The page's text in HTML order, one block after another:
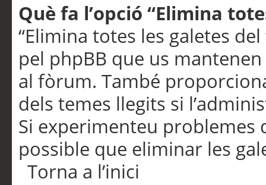
Què fa l’opció “Elimina
“Elimina totes les galetes
pel phpBB que us
al fòrum. També
dels temes llegits si
Si experimenteu problemes
possible que eliminar les
Torna a l’inici